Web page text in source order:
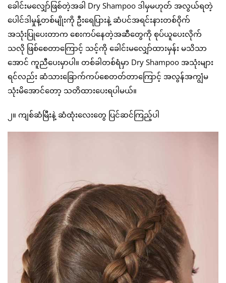
ခေါင်းမလျှော်ဖြစ်တဲ့အခါ Dry Shampoo ဒါမှမဟုတ် အလွယ်ရတဲ့
ပေါင်ဒါမှုန့်တစ်မျိုးကို ဦးရေပြားနဲ့ ဆံပင်အရင်းနားတစ်ဝိုက်
အသုံးပြုပေးတာက စေးကပ်နေတဲ့အဆီတွေကို စုပ်ယူပေးလိုက်
သလို ဖြစ်စေတာကြောင့် သင့်ကို ခေါင်းမလျှော်ထားမှန်း မသိသာ
အောင် ကူညီပေးမှာပါ။ တစ်ခါတစ်ရံမှာ Dry Shampoo အသုံးများ
ရင်လည်း ဆံသားခြောက်ကပ်စေတတ်တာကြောင့် အလွန်အကျွံမ
သုံးမိအောင်တော့ သတိထားပေးရပါမယ်။
၂။ ကျစ်ဆံမြီးနဲ့ ဆံထုံးလေးတွေ ပြင်ဆင်ကြည့်ပါ